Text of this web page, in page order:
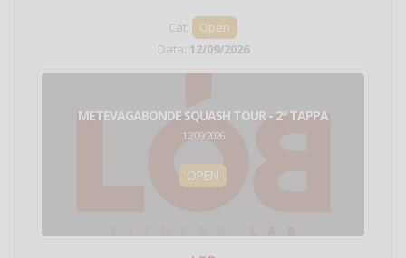
Cat:
Open
Data: 12/09/2026
METEVAGABONDE SQUASH TOUR - 2ª TAPPA
12/09/2026
OPEN